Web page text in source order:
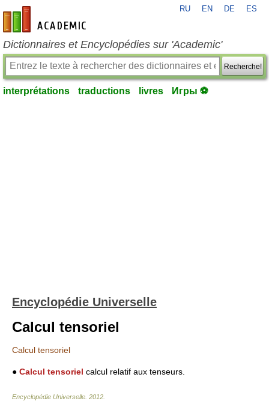
fr-academic.com
RU EN DE ES
Dictionnaires et Encyclopédies sur 'Academic'
Recherche!
interprétations traductions livres Игры ⚽
Encyclopédie Universelle
Calcul tensoriel
Calcul tensoriel
● Calcul tensoriel calcul relatif aux tenseurs.
Encyclopédie Universelle 2012